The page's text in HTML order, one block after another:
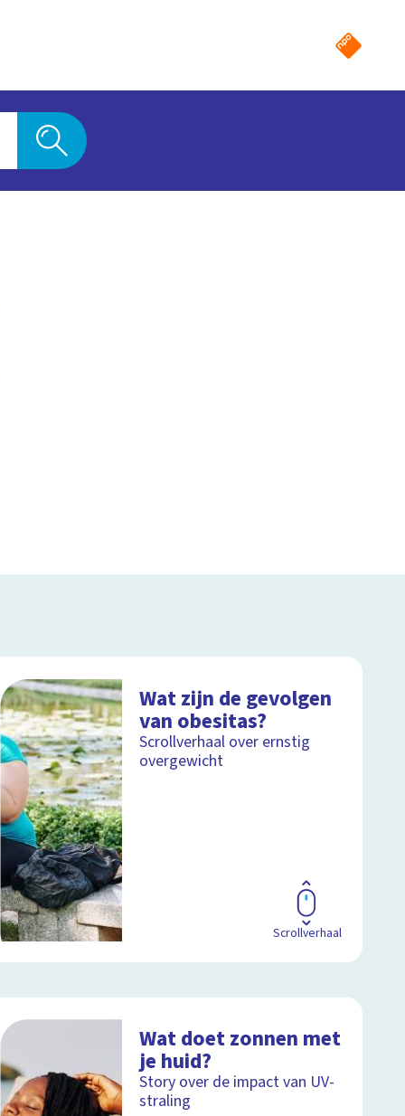
Wat zijn de gevolgen
van obesitas?
Scrollverhaal over ernstig
overgewicht
Scrollverhaal
Wat doet zonnen met
je huid?
Story over de impact van UV-
straling